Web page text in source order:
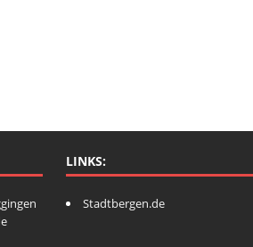
LINKS:
Stadtbergen.de